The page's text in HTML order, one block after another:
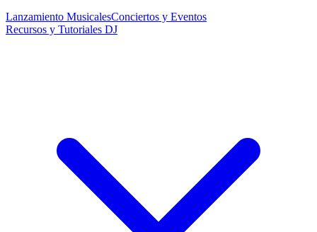
Lanzamiento MusicalesConciertos y Eventos
Recursos y Tutoriales DJ